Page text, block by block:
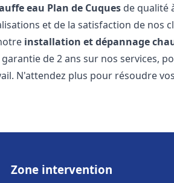
eau Plan de Cuques de qualité
et de la satisfaction de nos
installation et dépannage
de 2 ans sur nos services,
N'attendez plus pour résoudre
Zone intervention